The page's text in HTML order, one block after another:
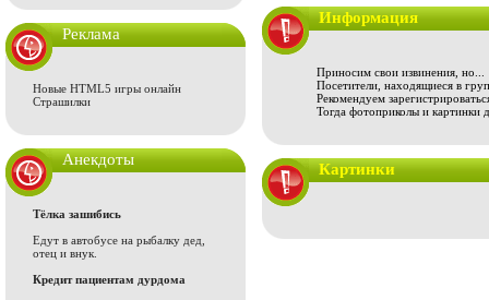
Реклама
Новые HTML5 игры онлайн
Страшилки
Анекдоты
Тёлка зашибись
Едут в автобусе на рыбалку дед,
отец и внук.
Кредит пациентам дурдома
Информация
Приносим свои извинения, но...
Посетители, находящиеся в
Рекомендуем
Тогда фотоприколы и картинки
Картинки